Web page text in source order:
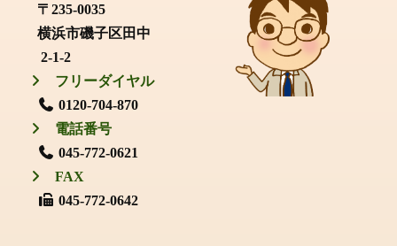
〒235-0035
横浜市磯子区田中
2-1-2
フリーダイヤル
0120-704-870
電話番号
045-772-0621
FAX
045-772-0642